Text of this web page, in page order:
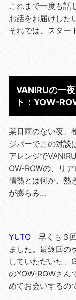
これまで一度も話
お話をお届けした
それでは、スター
VANIRUの一
ト：YOW-
某日雨のない夜、
ジバーでこの対談
アレンジで
OW-ROWの、リ
情熱とは何か。熱
が膨らみ…
YUTO 早くも３
ました。最終回の
していただいた、
のYOW-ROWさん
めてお会いするの